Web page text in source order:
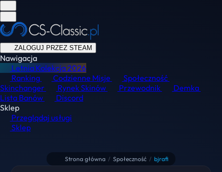
ZALOGUJ PRZEZ STEAM
Nawigacja
Letnia Kolekcja2026
Ranking
Codzienne Misje
Społeczność
Skinchanger
Rynek Skinów Przewodnik
Demka
Lista Banów
Discord
Sklep
Przeglądaj usługi
Sklep
Strona główna / Społeczność / bjrafi